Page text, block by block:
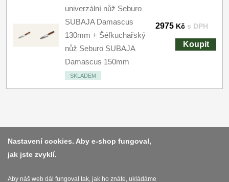
univerzální nůž Seburo
SUBAJA Damascus
130mm + Šéfkuchařský
nůž Seburo SUBAJA
Damascus 150mm
SKLADEM
2975 Kč s DPH
Koupit
Platba a dodávka
Obchodní podmínky
Zasady zpracovani osobnich udaju
Nastavení cookies. Aby e-shop fungoval,
jak jste zvyklí.
Aby náš web dál fungoval tak, jak ho znáte, ukládáme